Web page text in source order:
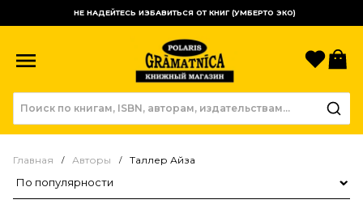
НЕ НАДЕЙТЕСЬ ИЗБАВИТЬСЯ ОТ КНИГ (УМБЕРТО ЭКО)
Главная Авторы Таллер Айза